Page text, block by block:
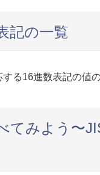
記の一覧
る16進数表記の値の
てみよう〜